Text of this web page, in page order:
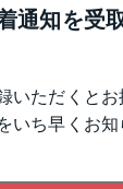
通知を受
いただくと
いち早くお知